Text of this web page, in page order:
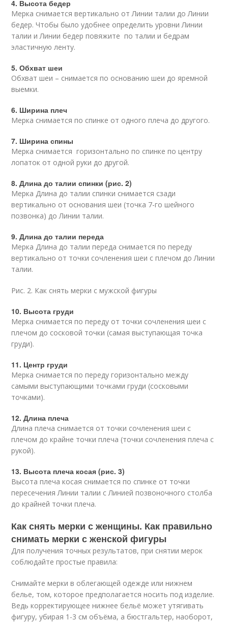
4. Высота бедер
Мерка снимается вертикально от Линии талии до Линии
бедер. Чтобы было удобнее определить уровни Линии
талии и Линии бедер повяжите по талии и бедрам
эластичную ленту.
5. Обхват шеи
Обхват шеи – снимается по основанию шеи до яремной
выемки.
6. Ширина плеч
Мерка снимается по спинке от одного плеча до другого.
7. Ширина спины
Мерка снимается горизонтально по спинке по центру
лопаток от одной руки до другой.
8. Длина до талии спинки (рис. 2)
Мерка Длина до талии спинки снимается сзади
вертикально от основания шеи (точка 7-го шейного
позвонка) до Линии талии.
9. Длина до талии переда
Мерка Длина до талии переда снимается по переду
вертикально от точки сочленения шеи с плечом до Линии
талии.
Рис. 2. Как снять мерки с мужской фигуры
10. Высота груди
Мерка снимается по переду от точки сочленения шеи с
плечом до сосковой точки (самая выступающая точка
груди).
11. Центр груди
Мерка снимается по переду горизонтально между
самыми выступающими точками груди (сосковыми
точками).
12. Длина плеча
Длина плеча снимается от точки сочленения шеи с
плечом до крайне точки плеча (точки сочленения плеча с
рукой).
13. Высота плеча косая (рис. 3)
Высота плеча косая снимается по спинке от точки
пересечения Линии талии с Линией позвоночного столба
до крайней точки плеча.
Как снять мерки с женщины. Как правильно
снимать мерки с женской фигуры
Для получения точных результатов, при снятии мерок
соблюдайте простые правила:
Снимайте мерки в облегающей одежде или нижнем
белье, том, которое предполагается носить под изделие.
Ведь корректирующее нижнее бельё может утягивать
фигуру, убирая 1-3 см объёма, а бюстгальтер, наоборот,